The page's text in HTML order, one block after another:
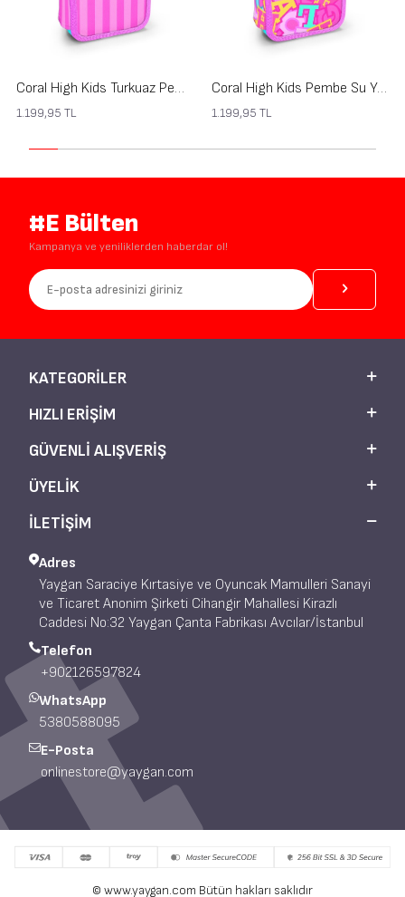
Coral High Kids Turkuaz Pembe Çizgili Desenli Çift Katlı Kalem Çanta 31120
1.199,95 TL
Coral High Kids Pembe Su Yeşili Harf Desenli Çift Katlı Kalem Çanta 31112
1.199,95 TL
#E Bülten
Kampanya ve yeniliklerden haberdar ol!
KATEGORILER
HIZLI ERIŞIM
GÜVENLI ALIŞVERIŞ
ÜYELIK
İLETİŞİM
Adres
Yaygan Saraciye Kırtasiye ve Oyuncak Mamulleri Sanayi
ve Ticaret Anonim Şirketi Cihangir Mahallesi Kirazlı
Caddesi No:32 Yaygan Çanta Fabrikası Avcılar/İstanbul
Telefon
+902126597824
WhatsApp
5380588095
E-Posta
onlinestore@yaygan.com
© www.yaygan.com Bütün hakları saklıdır